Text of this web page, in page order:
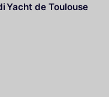
Yacht de Toulouse